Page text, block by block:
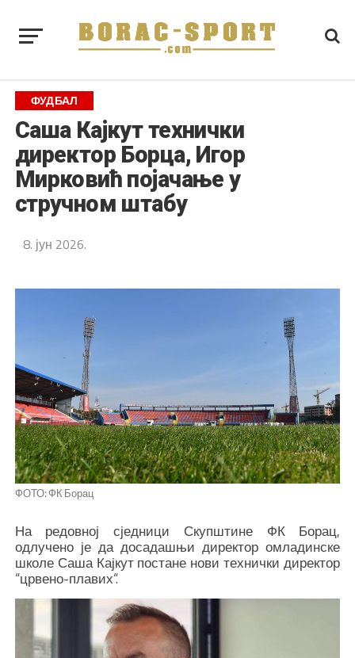
ФУДБАЛ
Саша Кајкут технички
директор Борца, Игор
Мирковић појачање у
стручном штабу
8. јун 2026.
ФОТО: ФК Борац
На редовној сједници Скупштине ФК Борац,
одлучено је да досадашњи директор омладинске
школе Саша Кајкут постане нови технички директор
“црвено-плавих“.